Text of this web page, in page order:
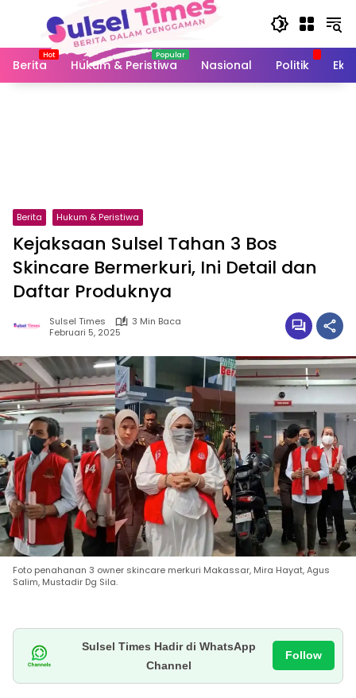
Berita
Hukum & Peristiwa Nasional Politik
Berita Hukum & Peristiwa
Kejaksaan Sulsel Tahan 3 Bos
Skincare Bermerkuri, Ini Detail dan
Daftar Produknya
Sulsel Times
3 Min Baca
Februari 5, 2025
Foto penahanan 3 owner skincare merkuri Makassar, Mira Hayat, Agus
Salim, Mustadir Dg Sila.
Sulsel Times Hadir di WhatsApp
Channel
Follow